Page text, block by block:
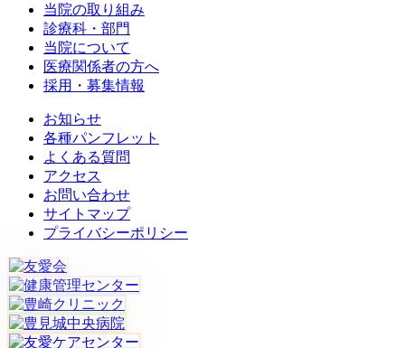
当院の取り組み
診療科・部門
当院について
医療関係者の方へ
採用・募集情報
お知らせ
各種パンフレット
よくある質問
アクセス
お問い合わせ
サイトマップ
プライバシーポリシー